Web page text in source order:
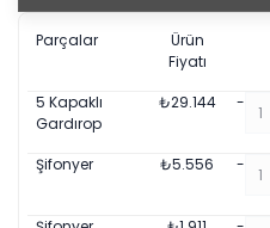
Parçalar
Ürün
Fiyatı
5 Kapaklı
Gardırop
₺29.144 -
Şifonyer ₺5.556 -